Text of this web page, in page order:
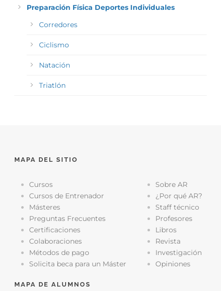
Preparación Física Deportes Individuales
Corredores
Ciclismo
Natación
Triatlón
MAPA DEL SITIO
Cursos
Cursos de Entrenador
Másteres
Preguntas Frecuentes
Certificaciones
Colaboraciones
Métodos de pago
Solicita beca para un Máster
Sobre AR
¿Por qué AR?
Staff técnico
Profesores
Libros
Revista
Investigación
Opiniones
MAPA DE ALUMNOS